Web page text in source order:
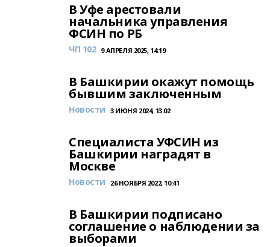
В Уфе арестовали
начальника управления
ФСИН по РБ
ЧП 102 9 АПРЕЛЯ 2025, 14:19
В Башкирии окажут помощь
бывшим заключенным
Новости 3 ИЮНЯ 2024, 13:02
Специалиста УФСИН из
Башкирии наградят в
Москве
Новости 26 НОЯБРЯ 2022, 10:41
В Башкирии подписано
соглашение о наблюдении за
выборами